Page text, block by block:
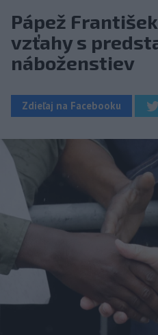
Pápež
vzťahy s
náboženstiev
Zdieľaj na Facebooku